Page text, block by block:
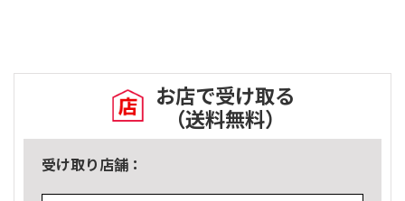
お店で受け取る
（送料無料）
受け取り店舗：